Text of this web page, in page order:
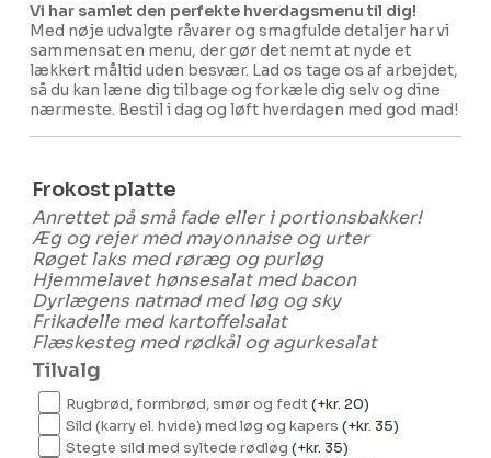
Vi har samlet den perfekte hverdagsmenu til dig!
Med nøje udvalgte råvarer og smagfulde detaljer har vi
sammensat en menu, der gør det nemt at nyde et
lækkert måltid uden besvær. Lad os tage os af arbejdet,
så du kan læne dig tilbage og forkæle dig selv og dine
nærmeste. Bestil i dag og løft hverdagen med god mad!
Frokost platte
Anrettet på små fade eller i portionsbakker!
Æg og rejer med mayonnaise og urter
Røget laks med røræg og purløg
Hjemmelavet hønsesalat med bacon​
Dyrlægens natmad med løg og sky
Frikadelle med kartoffelsalat
Flæskesteg med rødkål og agurkesalat
Tilvalg
Rugbrød, formbrød, smør og fedt(+kr. 20)
Sild (karry el. hvide) med løg og kapers (+kr. 35)
Stegte sild med syltede rødløg (+kr. 35)